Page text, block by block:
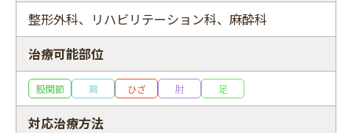
フリーワード
整形外科、リハビリテーション科、麻酔科
治療可能部位
股関節 肩 ひざ 肘 足
対応治療方法